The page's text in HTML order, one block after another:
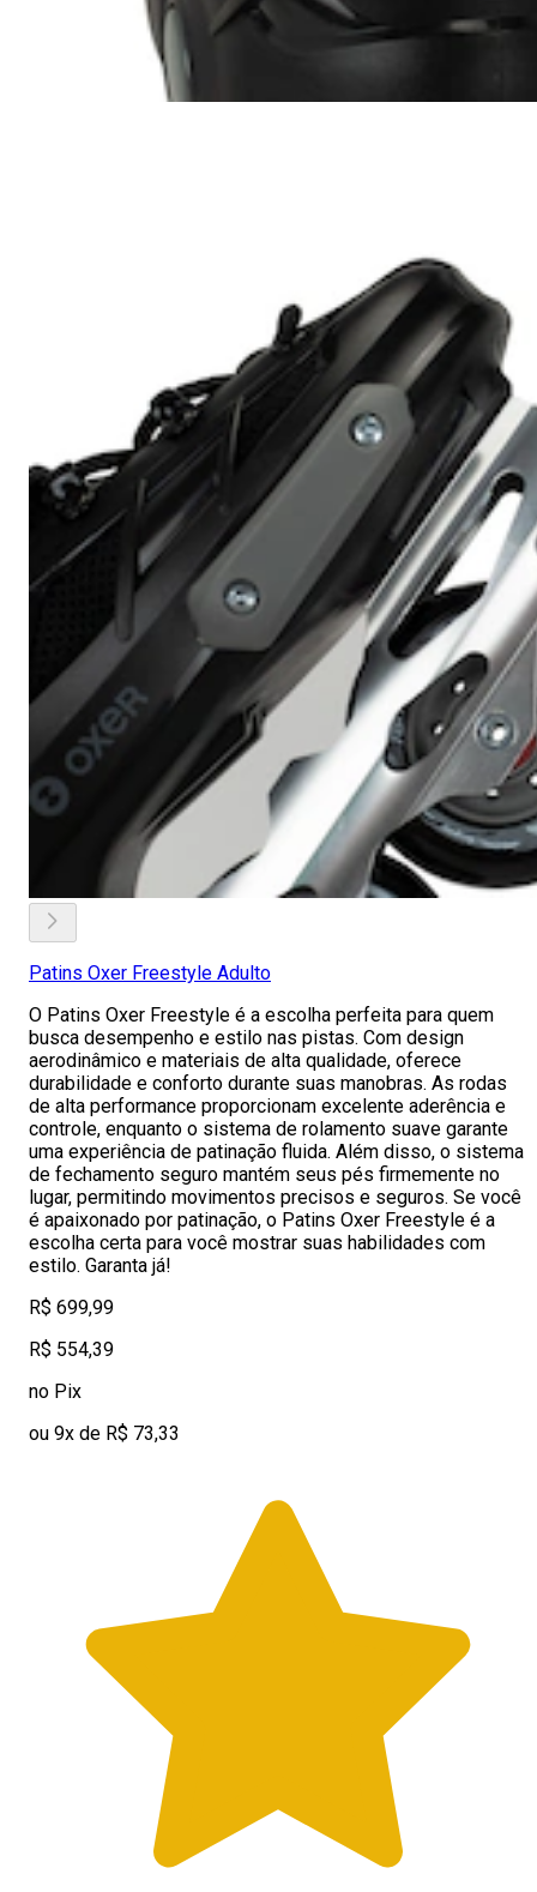
Patins Oxer Freestyle Adulto
O Patins Oxer Freestyle é a escolha perfeita para quem
busca desempenho e estilo nas pistas. Com design
aerodinâmico e materiais de alta qualidade, oferece
durabilidade e conforto durante suas manobras. As rodas
de alta performance proporcionam excelente aderência e
controle, enquanto o sistema de rolamento suave garante
uma experiência de patinação fluida. Além disso, o sistema
de fechamento seguro mantém seus pés firmemente no
lugar, permitindo movimentos precisos e seguros. Se você
é apaixonado por patinação, o Patins Oxer Freestyle é a
escolha certa para você mostrar suas habilidades com
estilo. Garanta já!
R$ 699,99
R$ 554,39
no Pix
ou 9x de R$ 73,33